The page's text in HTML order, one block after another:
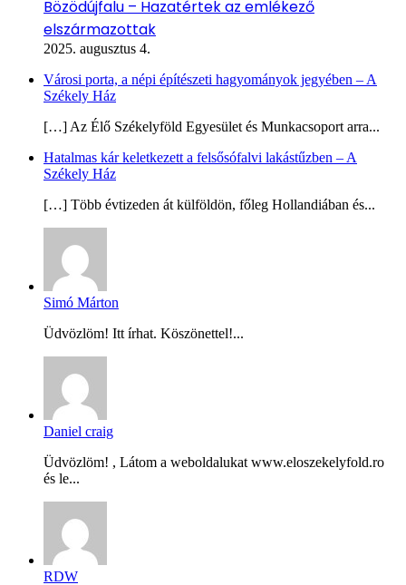
Bözödújfalu – Hazatértek az emlékező
elszármazottak
2025. augusztus 4.
Városi porta, a népi építészeti hagyományok jegyében – A
Székely Ház
[…] Az Élő Székelyföld Egyesület és Munkacsoport arra...
Hatalmas kár keletkezett a felsősófalvi lakástűzben – A
Székely Ház
[…] Több évtizeden át külföldön, főleg Hollandiában és...
Simó Márton
Üdvözlöm! Itt írhat. Köszönettel!...
Daniel craig
Üdvözlöm! , Látom a weboldalukat www.eloszekelyfold.ro
és le...
RDW